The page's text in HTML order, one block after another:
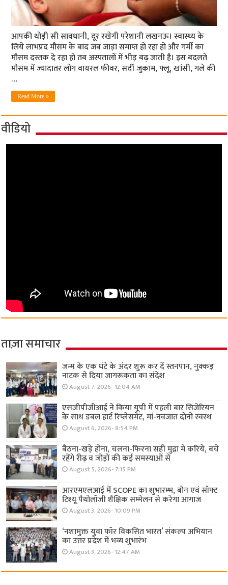
आपकी थोड़ी सी सावधानी, दूर रखेगी परेशानी लखनऊ। स्वास्थ्य के
लिये लाभप्रद मौसम के बाद जब जाड़ा समाप्त हो रहा हो और गर्मी का
मौसम दस्तक दे रहा हो तब अस्पतालों में भीड़ बढ़ जाती है। इस बदलते
मौसम में ज्यादातर लोग वायरल फीवर, सर्दी जुकाम, फ्लू, खांसी, गले की
…
Read More »
वीडियो
ताज़ा समाचार
जन्म के एक घंटे के अंदर शुरू कर दें स्तनपान, नुक्कड़
नाटक से दिया जागरूकता का संदेश
August 7, 2026- 12:04 AM
एसजीपीजीआई ने किया यूपी में पहली बार सिजेरियन
के साथ डबल हार्ट रिप्लेसमेंट, मां-नवजात दोनों स्वस्थ
August 6, 2026- 8:54 PM
बैठना-खड़े होना, चलना-फिरना सही मुद्रा में करिये, बचे
रहेंगे रीढ़ व जोड़ों की कई समस्याओं से
August 5, 2026- 7:15 PM
आरएमएलआई में SCOPE का शुभारम्भ, बोन एवं सॉफ्ट
टिश्यू पैथोलॉजी शैक्षिक सम्मेलन से करेगा आगाज
August 3, 2026- 10:09 PM
‘नशामुक्त युवा फॉर विकसित भारत’ संकल्प अभियान
का उत्तर प्रदेश में भव्य शुभारंभ
August 3, 2026- 12:47 AM